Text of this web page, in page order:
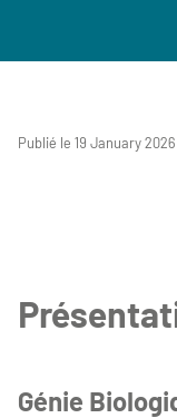
Publié le 19 January 2026
Génie